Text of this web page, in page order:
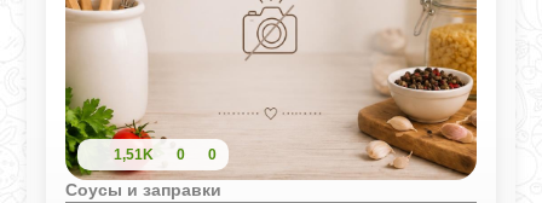
1,51K 0 0
Соусы и заправки